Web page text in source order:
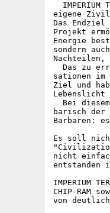
IMPERIUM
eigene
Das Endziel
Projekt
Energie
sondern
Nachteilen,
Das zu
sationen im
Ziel und
Lebenslicht
Bei
barisch
Barbaren:
Es soll nicht
nicht
entstanden
IMPERIUM
CHIP-RAM
von deutlich